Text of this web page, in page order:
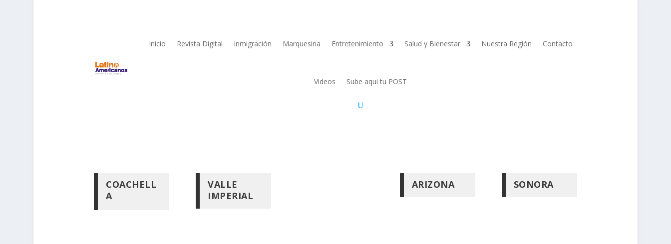
Inicio Revista Digital Inmigración Marquesina Entretenimiento Salud y Bienestar Nuestra Región Contacto
Videos Sube aqui tu POST
COACHELL
A
VALLE
IMPERIAL
ARIZONA SONORA